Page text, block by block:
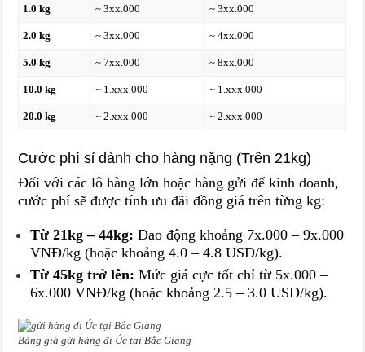
1.0 kg ~ 3xx.000 ~ 3xx.000
2.0 kg ~ 3xx.000 ~ 4xx.000
5.0 kg ~ 7xx.000 ~ 8xx.000
10.0 kg ~ 1.xxx.000 ~ 1.xxx.000
20.0 kg ~ 2.xxx.000 ~ 2.xxx.000
Cước phí sỉ dành cho hàng nặng (Trên 21kg)
Đối với các lô hàng lớn hoặc hàng gửi để kinh doanh,
cước phí sẽ được tính ưu đãi đồng giá trên từng kg:
Từ 21kg – 44kg: Dao động khoảng 7x.000 – 9x.000
VNĐ/kg (hoặc khoảng 4.0 – 4.8 USD/kg).
Từ 45kg trở lên: Mức giá cực tốt chỉ từ 5x.000 –
6x.000 VNĐ/kg (hoặc khoảng 2.5 – 3.0 USD/kg).
Bảng giá gửi hàng đi Úc tại Bắc Giang